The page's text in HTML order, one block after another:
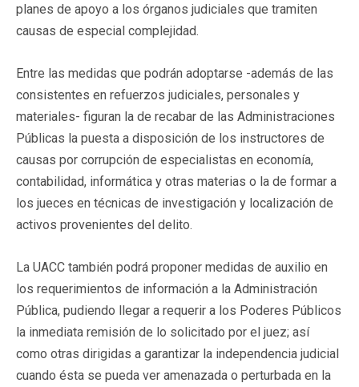
planes de apoyo a los órganos judiciales que tramiten
causas de especial complejidad.
Entre las medidas que podrán adoptarse -además de las
consistentes en refuerzos judiciales, personales y
materiales- figuran la de recabar de las Administraciones
Públicas la puesta a disposición de los instructores de
causas por corrupción de especialistas en economía,
contabilidad, informática y otras materias o la de formar a
los jueces en técnicas de investigación y localización de
activos provenientes del delito.
La UACC también podrá proponer medidas de auxilio en
los requerimientos de información a la Administración
Pública, pudiendo llegar a requerir a los Poderes Públicos
la inmediata remisión de lo solicitado por el juez; así
como otras dirigidas a garantizar la independencia judicial
cuando ésta se pueda ver amenazada o perturbada en la